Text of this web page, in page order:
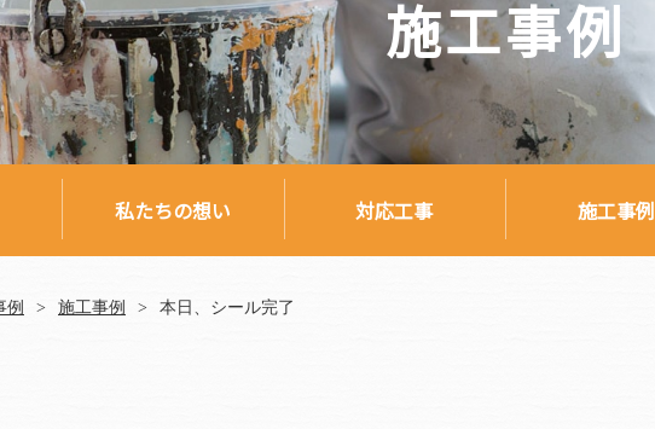
施工事例
私たちの想い 対応工事 施工事例
例 施工事例 本日、シール完了